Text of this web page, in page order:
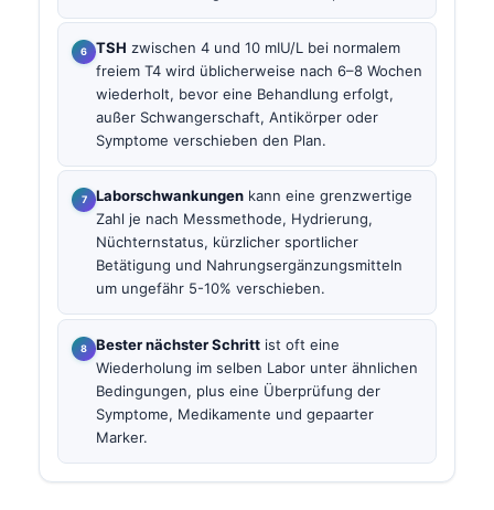
TSH zwischen 4 und 10 mIU/L bei normalem
freiem T4 wird üblicherweise nach 6–8 Wochen
wiederholt, bevor eine Behandlung erfolgt,
außer Schwangerschaft, Antikörper oder
Symptome verschieben den Plan.
Laborschwankungen kann eine grenzwertige
Zahl je nach Messmethode, Hydrierung,
Nüchternstatus, kürzlicher sportlicher
Betätigung und Nahrungsergänzungsmitteln
um ungefähr 5-10% verschieben.
Bester nächster Schritt ist oft eine
Wiederholung im selben Labor unter ähnlichen
Bedingungen, plus eine Überprüfung der
Symptome, Medikamente und gepaarter
Marker.